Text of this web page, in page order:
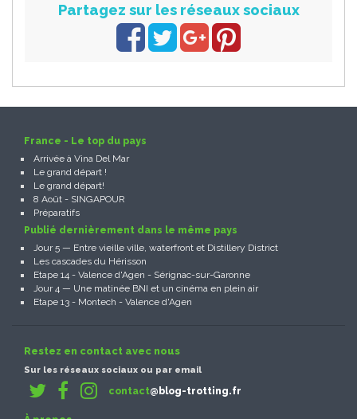
Partagez sur les réseaux sociaux
France - Le top du pays
Arrivée à Vina Del Mar
Le grand départ !
Le grand départ!
8 Août - SINGAPOUR
Préparatifs
Publié dernièrement dans le même pays
Jour 5 — Entre vieille ville, waterfront et Distillery District
Les cascades du Hérisson
Etape 14 - Valence d'Agen - Sérignac-sur-Garonne
Jour 4 — Une matinée BNI et un cinéma en plein air
Etape 13 - Montech - Valence d'Agen
Restez en contact avec nous
Sur les réseaux sociaux ou par email
contact@blog-trotting.fr